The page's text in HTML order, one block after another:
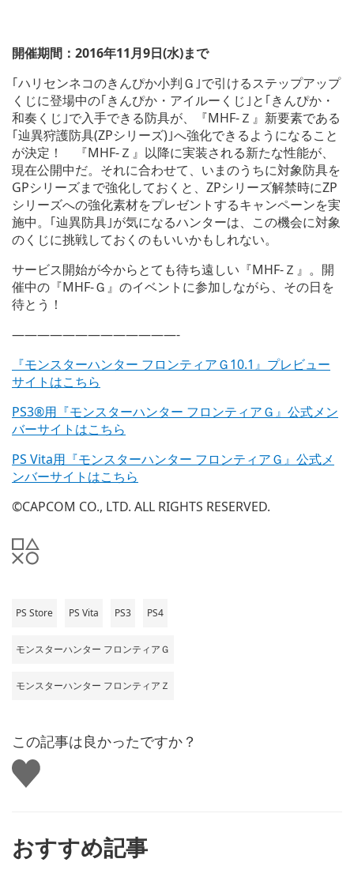
開催期間：2016年11月9日(水)まで
｢ハリセンネコのきんぴか小判Ｇ｣で引けるステップアップ
くじに登場中の｢きんぴか・アイルーくじ｣と｢きんぴか・
和奏くじ｣で入手できる防具が、『MHF-Ｚ』新要素である
｢辿異狩護防具(ZPシリーズ)｣へ強化できるようになること
が決定！ 『MHF-Ｚ』以降に実装される新たな性能が、
現在公開中だ。それに合わせて、いまのうちに対象防具を
GPシリーズまで強化しておくと、ZPシリーズ解禁時にZP
シリーズへの強化素材をプレゼントするキャンペーンを実
施中。｢辿異防具｣が気になるハンターは、この機会に対象
のくじに挑戦しておくのもいいかもしれない。
サービス開始が今からとても待ち遠しい『MHF-Ｚ』。開
催中の『MHF-Ｇ』のイベントに参加しながら、その日を
待とう！
—————————————-
『モンスターハンター フロンティアＧ10.1』プレビュー
サイトはこちら
PS3®用『モンスターハンター フロンティアＧ』公式メン
バーサイトはこちら
PS Vita用『モンスターハンター フロンティアＧ』公式メ
ンバーサイトはこちら
©CAPCOM CO., LTD. ALL RIGHTS RESERVED.
PS Store PS Vita PS3 PS4
モンスターハンター フロンティアＧ
モンスターハンター フロンティアＺ
この記事は良かったですか？
い
い
おすすめ記事